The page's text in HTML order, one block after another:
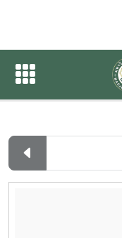
ปฏิทินกิจกร
ปฏิทินกิจกรรมขอ